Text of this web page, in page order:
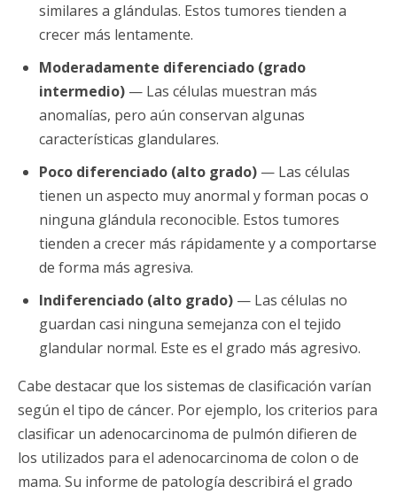
similares a glándulas. Estos tumores tienden a
crecer más lentamente.
Moderadamente diferenciado (grado
intermedio) — Las células muestran más
anomalías, pero aún conservan algunas
características glandulares.
Poco diferenciado (alto grado) — Las células
tienen un aspecto muy anormal y forman pocas o
ninguna glándula reconocible. Estos tumores
tienden a crecer más rápidamente y a comportarse
de forma más agresiva.
Indiferenciado (alto grado) — Las células no
guardan casi ninguna semejanza con el tejido
glandular normal. Este es el grado más agresivo.
Cabe destacar que los sistemas de clasificación varían
según el tipo de cáncer. Por ejemplo, los criterios para
clasificar un adenocarcinoma de pulmón difieren de
los utilizados para el adenocarcinoma de colon o de
mama. Su informe de patología describirá el grado